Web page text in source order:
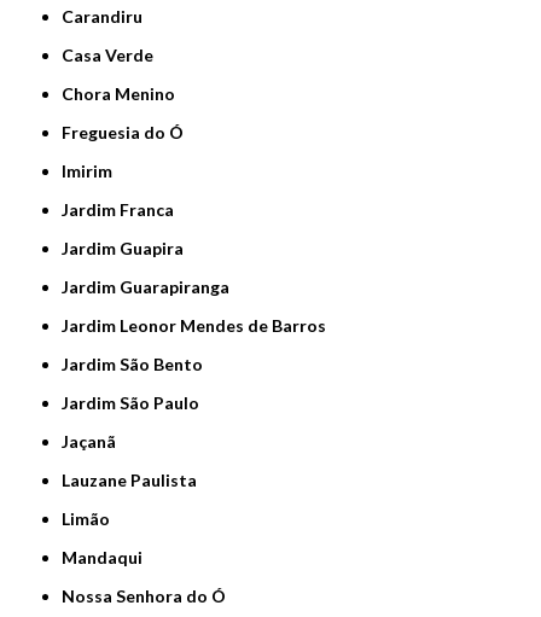
Carandiru
Casa Verde
Chora Menino
Freguesia do Ó
Imirim
Jardim Franca
Jardim Guapira
Jardim Guarapiranga
Jardim Leonor Mendes de Barros
Jardim São Bento
Jardim São Paulo
Jaçanã
Lauzane Paulista
Limão
Mandaqui
Nossa Senhora do Ó